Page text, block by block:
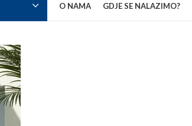
O NAMA GDJE SE NALAZIMO?